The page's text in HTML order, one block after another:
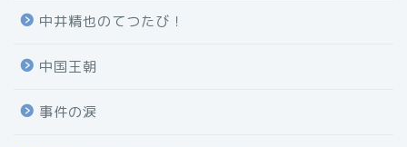
中井精也のてつたび！
中国王朝
事件の涙